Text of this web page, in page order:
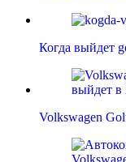
Когда выйдет
Volkswagen